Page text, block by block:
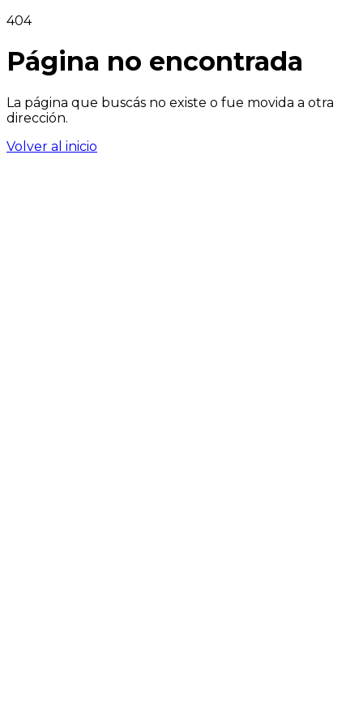
404
Página no encontrada
La página que buscás no existe o fue movida a otra
dirección.
Volver al inicio